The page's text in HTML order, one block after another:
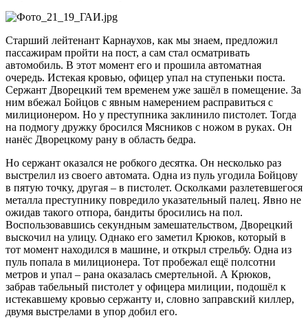
Старший лейтенант Карнаухов, как мы знаем, предложил
пассажирам пройти на пост, а сам стал осматривать
автомобиль. В этот момент его и прошила автоматная
очередь. Истекая кровью, офицер упал на ступеньки поста.
Сержант Дворецкий тем временем уже зашёл в помещение. За
ним вбежал Бойцов с явным намерением расправиться с
милиционером. Но у преступника заклинило пистолет. Тогда
на подмогу дружку бросился Мясников с ножом в руках. Он
нанёс Дворецкому рану в область бедра.
Но сержант оказался не робкого десятка. Он несколько раз
выстрелил из своего автомата. Одна из пуль угодила Бойцову
в пятую точку, другая – в пистолет. Осколками разлетевшегося
металла преступнику повредило указательный палец. Явно не
ожидав такого отпора, бандиты бросились на пол.
Воспользовавшись секундным замешательством, Дворецкий
выскочил на улицу. Однако его заметил Крюков, который в
тот момент находился в машине, и открыл стрельбу. Одна из
пуль попала в милиционера. Тот пробежал ещё полсотни
метров и упал – рана оказалась смертельной. А Крюков,
забрав табельный пистолет у офицера милиции, подошёл к
истекавшему кровью сержанту и, словно заправский киллер,
двумя выстрелами в упор добил его.